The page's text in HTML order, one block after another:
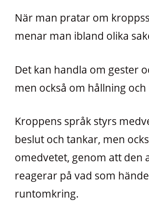
När man pratar om
menar man ibland olika
Det kan handla om gester
men också om hållning
Kroppens språk styrs
beslut och tankar, men
omedvetet, genom att den
reagerar på vad som
runtomkring.